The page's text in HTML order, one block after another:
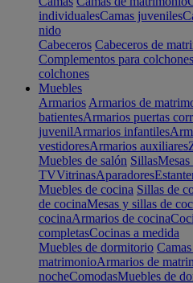
individualesCamas juveniles
nido
Cabeceros Cabeceros de
Complementos para colchones
colchones
Muebles
Armarios Armarios de
batientesArmarios puertas
juvenilArmarios infantiles
vestidoresArmarios auxiliares
Muebles de salón SillasMesas
TVVitrinasAparadores
Muebles de cocina Sillas de
de cocinaMesas y sillas de
cocinaArmarios de cocina
completasCocinas a medida
Muebles de dormitorio
matrimonioArmarios de
nocheComodasMuebles de